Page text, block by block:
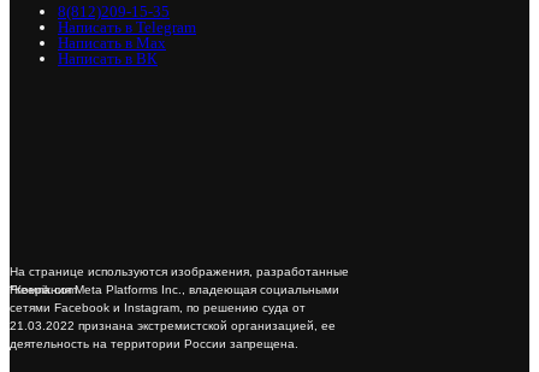
8(812)209-15-35
Написать в Telegram
Написать в Max
Написать в ВК
*Компания Meta Platforms Inc., владеющая социальными
сетями Facebook и Instagram, по решению суда от
21.03.2022 признана экстремистской организацией, ее
деятельность на территории России запрещена.
На странице используются изображения, разработанные
Freepik.com